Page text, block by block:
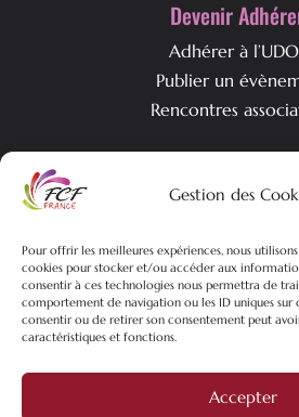
Gestion des
Pour offrir les meilleures expériences, nous
cookies pour stocker et/ou accéder aux
consentir à ces technologies nous permettra de
comportement de navigation ou les ID uniques sur
consentir ou de retirer son consentement peut
caractéristiques et fonctions.
Accepter
Devenir
Adhérer à
Publier un
Rencontres
Qui est
L’équipe
Nos actualités
| Politique de confidentialités |